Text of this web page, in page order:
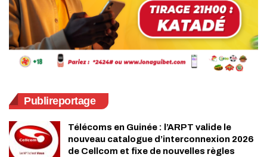
Publireportage
Télécoms en Guinée : l’ARPT valide le
nouveau catalogue d’interconnexion 2026
de Cellcom et fixe de nouvelles règles